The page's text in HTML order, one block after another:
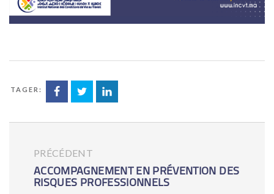
PRÉCÉDENT
ACCOMPAGNEMENT EN PRÉVENTION DES
RISQUES PROFESSIONNELS